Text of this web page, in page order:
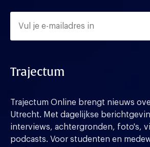
Trajectum
Trajectum Online brengt nieuws
Utrecht. Met dagelijkse
interviews, achtergronden, foto's,
podcasts. Voor studenten en